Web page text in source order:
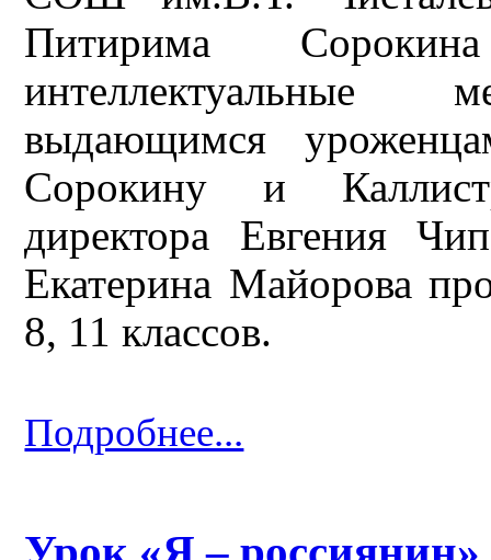
Питирима
интеллектуальные
выдающимся
Сорокину и
директора Евгения
Екатерина Майорова
8, 11 классов.
Подробнее...